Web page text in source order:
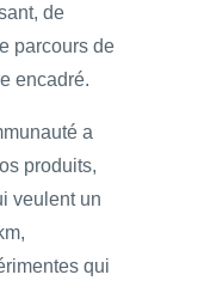
de
parcours de
encadré.
a
produits,
veulent un
qui